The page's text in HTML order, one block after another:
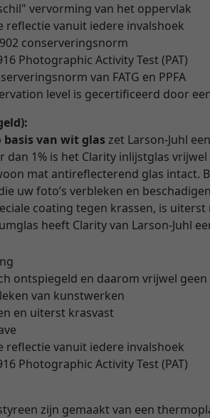
vervorming van het oppervlak
reflectie vanuit iedere invalshoek
conserveringsnorm
Photographic Activity Test (PAT)
van FATG en PPFA
level is gecertificeerd door
basis van wit glaszet Larson-Juhl
dan 1% is het Clarity inlijstglas
mat antireflecterend glas intact.
uw foto’s verbleken en
coating tegen krassen, is
heeft Clarity van Larson-Juhl
ontspiegeld en daarom vrijwel geen
van kunstwerken
en uiterst krasvast
reflectie vanuit iedere invalshoek
Photographic Activity Test (PAT)
zijn gemaakt van een